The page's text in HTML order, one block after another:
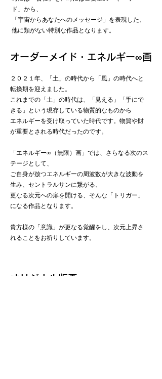
ド」から、
「宇宙からあなたへのメッセージ」を表現した、
他に類がない特別な作品となります。
オーダーメイド・エネルギー∞画
２０２１年、「土」の時代から「風」の時代へと
転換期を迎えました。
これまでの「土」の時代は、「見える」「手にで
きる」という現存している物質的なものから
エネルギーを受け取っていた時代です。物質や財
が重要とされる時代だったのです。
「エネルギー∞（無限）画」では、さらなる次のス
テージとして、
ご自身が放つエネルギーの周波数が大きな波動を
生み、セントラルサンに繋がる、
更なる次元への扉を開ける、そんな「トリガー」
になる作品となります。
貴方様の「意識」が更なる覚醒をし、次元上昇さ
れることをお祈りしています。
オリジナル版画